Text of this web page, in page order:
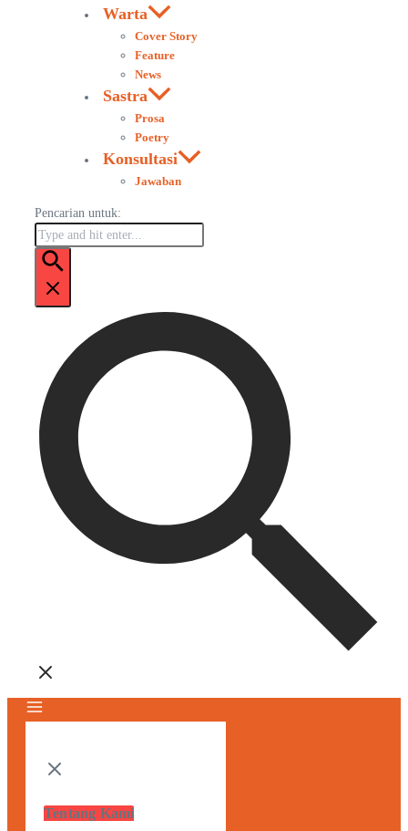
Warta
Cover Story
Feature
News
Sastra
Prosa
Poetry
Konsultasi
Jawaban
Pencarian untuk:
Tentang Kami